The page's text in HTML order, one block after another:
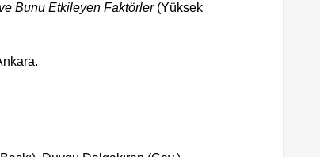
Bunu Etkileyen Faktörler (Yüksek